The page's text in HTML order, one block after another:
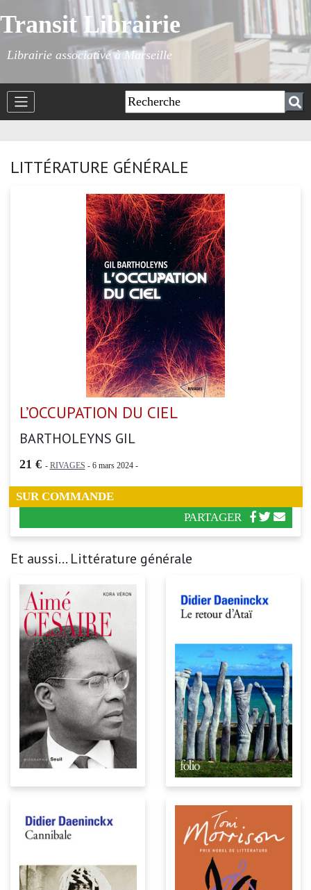
Transit Librairie
Librairie associative à Marseille
LITTÉRATURE GÉNÉRALE
L’OCCUPATION DU CIEL
BARTHOLEYNS GIL
21 € - RIVAGES - 6 mars 2024 -
SUR COMMANDE
PARTAGER
Et aussi... Littérature générale